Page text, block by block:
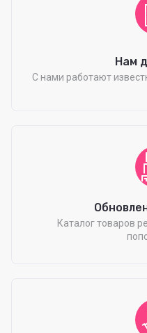
Нам
С нами работают
Каталог товаров